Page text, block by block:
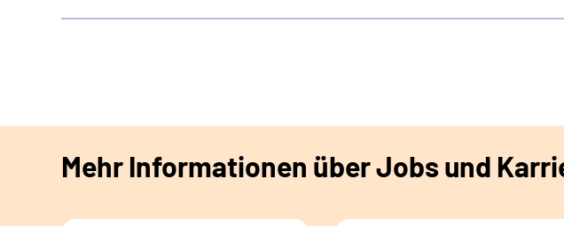
Mehr Informationen über Jobs und